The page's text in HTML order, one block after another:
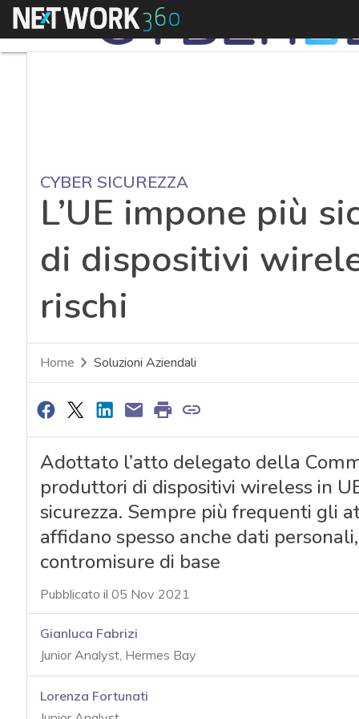
Menu
CYBER SICUREZZA
L’UE impone più
di dispositivi
rischi
Home Soluzioni Aziendali
Adottato l’atto delegato della
produttori di dispositivi wireless in
sicurezza. Sempre più frequenti gli
affidano spesso anche dati
contromisure di base
Pubblicato il 05 Nov 2021
Gianluca Fabrizi
Junior Analyst, Hermes Bay
Lorenza Fortunati